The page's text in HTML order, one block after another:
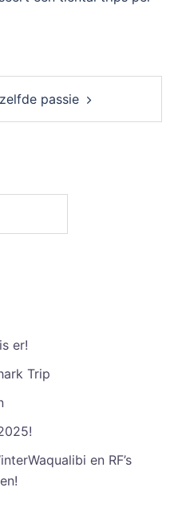
passie
er!
Trip
en RF’s